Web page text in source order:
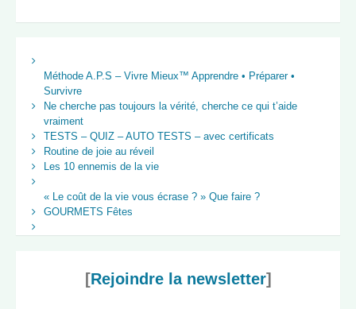
Méthode A.P.S – Vivre Mieux™ Apprendre • Préparer •
Survivre
Ne cherche pas toujours la vérité, cherche ce qui t’aide
vraiment
TESTS – QUIZ – AUTO TESTS – avec certificats
Routine de joie au réveil
Les 10 ennemis de la vie
« Le coût de la vie vous écrase ? » Que faire ?
GOURMETS Fêtes
[Rejoindre la newsletter]